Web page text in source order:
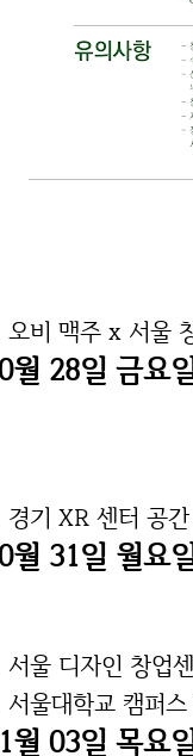
오비 맥주 x 서울
월 28일 금요
경기 XR 센터 공
월 31일 월요
서울 디자인 창업
서울대학교 캠퍼
월 03일 목요